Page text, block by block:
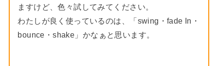
ますけど、色々試してみてください。
わたしが良く使っているのは、「swing・fade In・
bounce・shake」かなぁと思います。